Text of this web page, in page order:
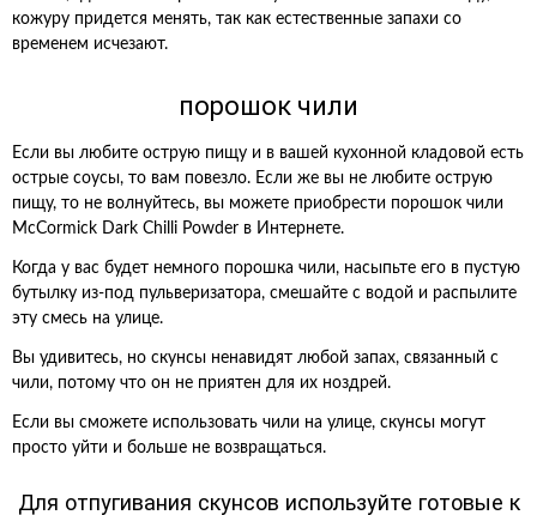
кожуру придется менять, так как естественные запахи со
временем исчезают.
порошок чили
Если вы любите острую пищу и в вашей кухонной кладовой есть
острые соусы, то вам повезло. Если же вы не любите острую
пищу, то не волнуйтесь, вы можете приобрести порошок чили
McCormick Dark Chilli Powder в Интернете.
Когда у вас будет немного порошка чили, насыпьте его в пустую
бутылку из-под пульверизатора, смешайте с водой и распылите
эту смесь на улице.
Вы удивитесь, но скунсы ненавидят любой запах, связанный с
чили, потому что он не приятен для их ноздрей.
Если вы сможете использовать чили на улице, скунсы могут
просто уйти и больше не возвращаться.
Для отпугивания скунсов используйте готовые к